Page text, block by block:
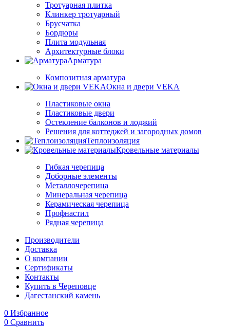
Тротуарная плитка
Клинкер тротуарный
Брусчатка
Бордюры
Плита модульная
Архитектурные блоки
Арматура
Композитная арматура
Окна и двери VEKA
Пластиковые окна
Пластиковые двери
Остекление балконов и лоджий
Решения для коттеджей и загородных домов
Теплоизоляция
Кровельные материалы
Гибкая черепица
Доборные элементы
Металлочерепица
Минеральная черепица
Керамическая черепица
Профнастил
Рядная черепица
Производители
Доставка
О компании
Сертификаты
Контакты
Купить в Череповце
Дагестанский камень
0 Избранное
0 Сравнить